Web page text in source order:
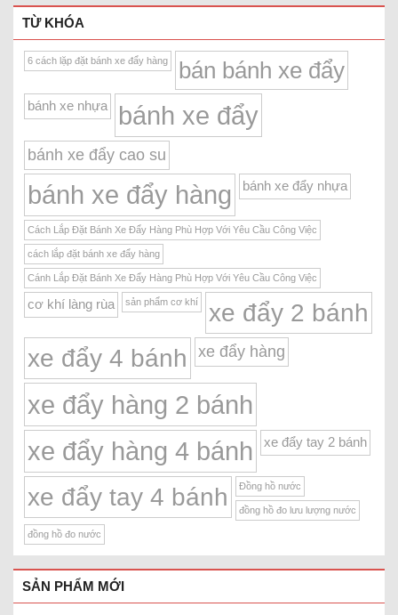
TỪ KHÓA
6 cách lặp đặt bánh xe đẩy hàng bán bánh xe đẩy
bánh xe nhựa bánh xe đẩy
bánh xe đẩy cao su
bánh xe đẩy hàng bánh xe đẩy nhựa
Cách Lắp Đặt Bánh Xe Đẩy Hàng Phù Hợp Với Yêu Cầu Công Việc
cách lắp đặt bánh xe đẩy hàng
Cánh Lắp Đặt Bánh Xe Đẩy Hàng Phù Hợp Với Yêu Cầu Công Việc
cơ khí làng rùa sản phẩm cơ khí
xe đẩy 2 bánh
xe đẩy 4 bánh
xe đẩy hàng
xe đẩy hàng 2 bánh
xe đẩy hàng 4 bánh xe đẩy tay 2 bánh
xe đẩy tay 4 bánh Đồng hồ nước
đồng hồ đo lưu lượng nước
đồng hồ đo nước
SẢN PHẨM MỚI